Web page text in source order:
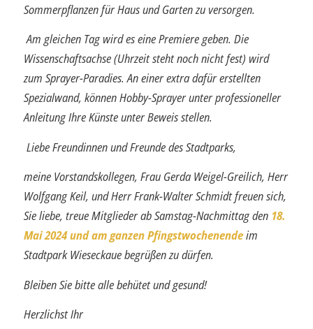
Sommer­pflanzen für Haus und Garten zu versorgen.
Am gleichen Tag wird es eine Premiere geben. Die
Wissenschaftsachse (Uhrzeit steht noch nicht fest) wird
zum Sprayer-Paradies. An einer extra dafür erstellten
Spezialwand, können Hobby-Sprayer unter professioneller
Anleitung Ihre Künste unter Beweis stellen.
Liebe Freundinnen und Freunde des Stadtparks,
meineVorstandskollegen, Frau Gerda Weigel-Greilich, Herr
Wolfgang Keil, und Herr Frank-Walter Schmidt freuen sich,
Sie liebe, treue Mitglieder ab Samstag-Nachmittag den 18.
Mai 2024 und am ganzen Pfingstwochenendeim
Stadtpark Wieseckaue begrüßen zu dürfen.
Bleiben Sie bitte alle behütet und gesund!
Herzlichst Ihr